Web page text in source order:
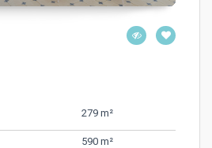
279 m²
590 m²